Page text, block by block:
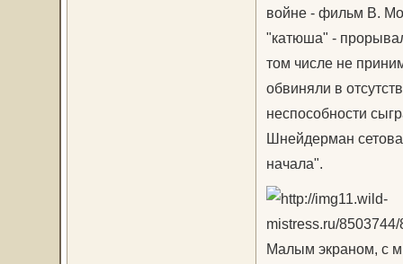
войне - фильм В.
"катюша" -
том числе не
обвиняли в
неспособности
Шнейдерман
начала".
Малым экраном, с